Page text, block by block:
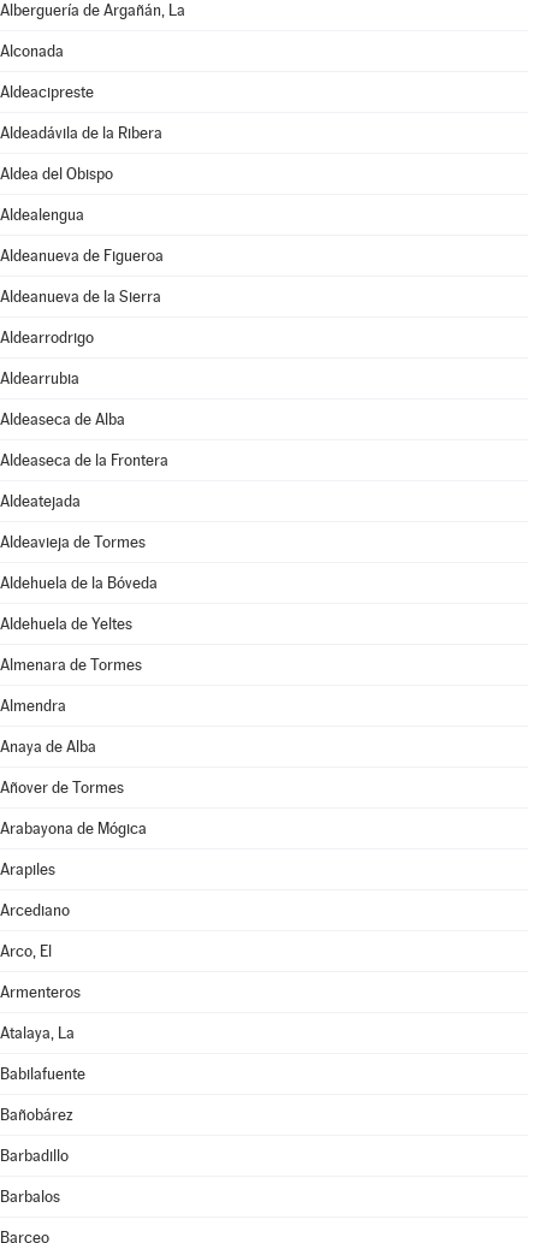
Alberguería de Argañán, La
Alconada
Aldeacipreste
Aldeadávila de la Ribera
Aldea del Obispo
Aldealengua
Aldeanueva de Figueroa
Aldeanueva de la Sierra
Aldearrodrigo
Aldearrubia
Aldeaseca de Alba
Aldeaseca de la Frontera
Aldeatejada
Aldeavieja de Tormes
Aldehuela de la Bóveda
Aldehuela de Yeltes
Almenara de Tormes
Almendra
Anaya de Alba
Añover de Tormes
Arabayona de Mógica
Arapiles
Arcediano
Arco, El
Armenteros
Atalaya, La
Babilafuente
Bañobárez
Barbadillo
Barbalos
Barceo